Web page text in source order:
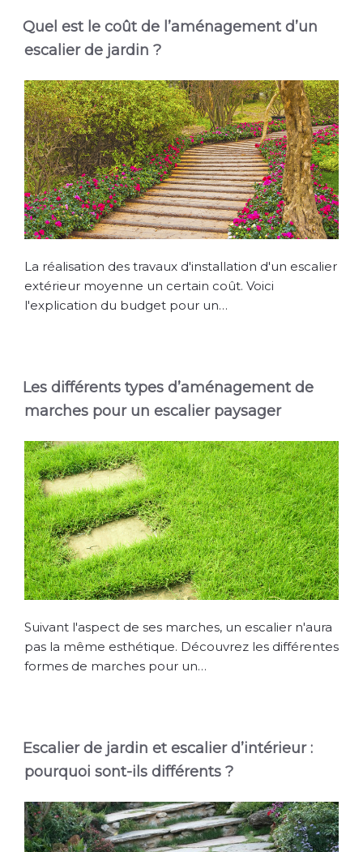
Quel est le coût de l’aménagement d’un
escalier de jardin ?
La réalisation des travaux d'installation d'un escalier
extérieur moyenne un certain coût. Voici
l'explication du budget pour un…
Les différents types d’aménagement de
marches pour un escalier paysager
Suivant l'aspect de ses marches, un escalier n'aura
pas la même esthétique. Découvrez les différentes
formes de marches pour un…
Escalier de jardin et escalier d’intérieur :
pourquoi sont-ils différents ?